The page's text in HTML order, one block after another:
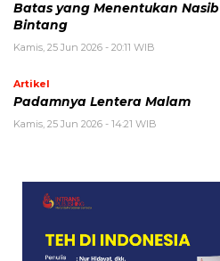
Batas yang Menentukan Nasib
Bintang
Kamis, 25 Jun 2026 - 20:11 WIB
Artikel
Padamnya Lentera Malam
Kamis, 25 Jun 2026 - 14:21 WIB